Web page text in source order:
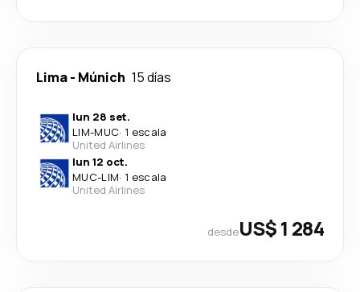
Lima- Múnich 15 días
lun 28 set.
LIM-MUC· 1 escala
United Airlines
lun 12 oct.
MUC-LIM· 1 escala
United Airlines
desdeUS$ 1 284